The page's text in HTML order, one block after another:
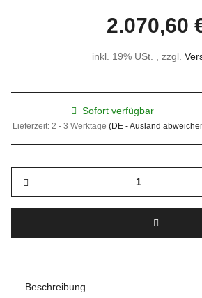
2.070,60
inkl. 19% USt. , zzgl.
Sofort verfügbar
Lieferzeit: 2 - 3 Werktage (DE - Ausland
Beschreibung